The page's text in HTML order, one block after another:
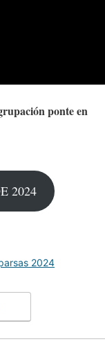
ponte en
2024
2024